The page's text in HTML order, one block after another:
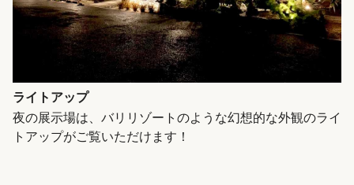
ライトアップ
夜の展示場は、バリリゾートのような幻想的な外観のライ
トアップがご覧いただけます！